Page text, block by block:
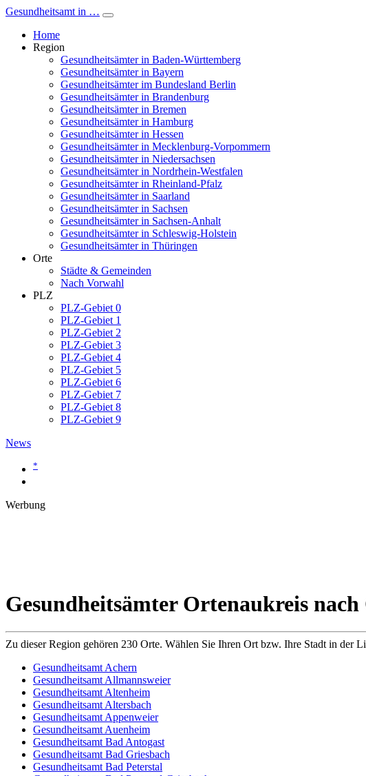
Gesundheitsamt in …
Home
Region
Gesundheitsämter in Baden-Württemberg
Gesundheitsämter in Bayern
Gesundheitsämter im Bundesland Berlin
Gesundheitsämter in Brandenburg
Gesundheitsämter in Bremen
Gesundheitsämter in Hamburg
Gesundheitsämter in Hessen
Gesundheitsämter in Mecklenburg-Vorpommern
Gesundheitsämter in Niedersachsen
Gesundheitsämter in Nordrhein-Westfalen
Gesundheitsämter in Rheinland-Pfalz
Gesundheitsämter in Saarland
Gesundheitsämter in Sachsen
Gesundheitsämter in Sachsen-Anhalt
Gesundheitsämter in Schleswig-Holstein
Gesundheitsämter in Thüringen
Orte
Städte & Gemeinden
Nach Vorwahl
PLZ
PLZ-Gebiet 0
PLZ-Gebiet 1
PLZ-Gebiet 2
PLZ-Gebiet 3
PLZ-Gebiet 4
PLZ-Gebiet 5
PLZ-Gebiet 6
PLZ-Gebiet 7
PLZ-Gebiet 8
PLZ-Gebiet 9
News
*
Werbung
Gesundheitsämter Ortenaukreis
Zu dieser Region gehören 230 Orte. Wählen Sie Ihren Ort bzw. Ihre Stadt in der
Gesundheitsamt Achern
Gesundheitsamt Allmannsweier
Gesundheitsamt Altenheim
Gesundheitsamt Altersbach
Gesundheitsamt Appenweier
Gesundheitsamt Auenheim
Gesundheitsamt Bad Antogast
Gesundheitsamt Bad Griesbach
Gesundheitsamt Bad Peterstal